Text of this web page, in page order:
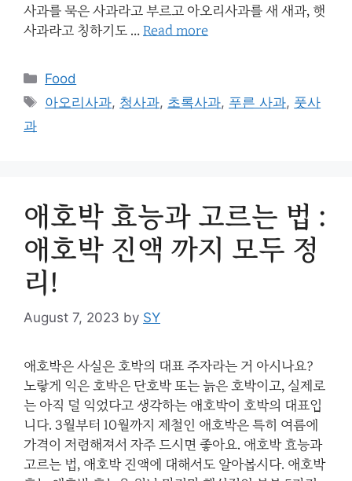
사과를 묵은 사과라고 부르고 아오리사과를 새 새과, 햇
사과라고 칭하기도 … Read more
Categories
Food
Tags
아오리사과, 청사과, 초록사과, 푸른 사과, 풋사
과
애호박 효능과 고르는 법 :
애호박 진액 까지 모두 정
리!
August 7, 2023 by SY
애호박은 사실은 호박의 대표 주자라는 거 아시나요?
노랗게 익은 호박은 단호박 또는 늙은 호박이고, 실제로
는 아직 덜 익었다고 생각하는 애호박이 호박의 대표입
니다. 3월부터 10월까지 제철인 애호박은 특히 여름에
가격이 저렴해져서 자주 드시면 좋아요. 애호박 효능과
고르는 법, 애호박 진액에 대해서도 알아봅시다. 애호박